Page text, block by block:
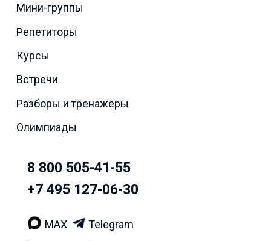
Мини-группы
Репетиторы
Курсы
Встречи
Разборы и тренажёры
Олимпиады
8 800 505-41-55
+7 495 127-06-30
MAX Telegram